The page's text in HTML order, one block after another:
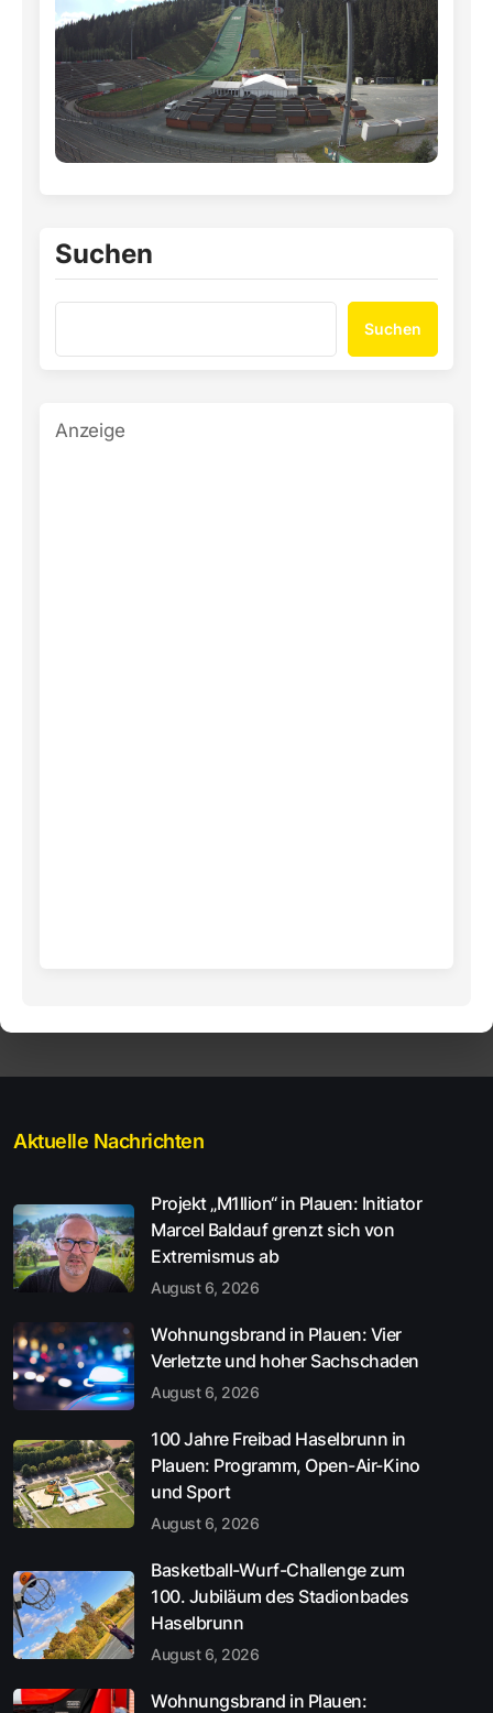
Suchen
Suchen
Anzeige
Aktuelle Nachrichten
Projekt „M1llion“ in Plauen: Initiator
Marcel Baldauf grenzt sich von
Extremismus ab
August 6, 2026
Wohnungsbrand in Plauen: Vier
Verletzte und hoher Sachschaden
August 6, 2026
100 Jahre Freibad Haselbrunn in
Plauen: Programm, Open-Air-Kino
und Sport
August 6, 2026
Basketball-Wurf-Challenge zum
100. Jubiläum des Stadionbades
Haselbrunn
August 6, 2026
Wohnungsbrand in Plauen: